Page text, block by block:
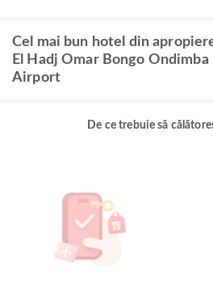
Cel mai bun hotel din
El Hadj Omar Bongo
Airport
De ce trebuie să